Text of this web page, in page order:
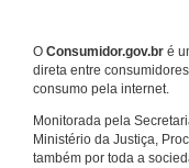
O Consumidor.gov.br é
direta entre
consumo pela internet.
Monitorada pela
Ministério da Justiça,
também por toda a